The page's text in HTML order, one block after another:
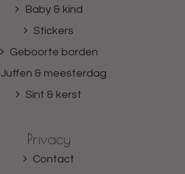
Baby & kind
Stickers
Geboorte borden
Juffen & meesterdag
Sint & kerst
Privacy
Contact